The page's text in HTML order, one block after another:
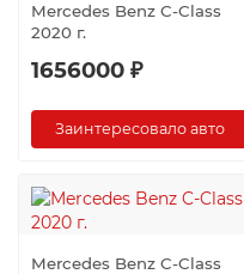
Mercedes Benz C-Class
2020 г.
1656000 ₽
Заинтересовало авто
Mercedes Benz C-Class